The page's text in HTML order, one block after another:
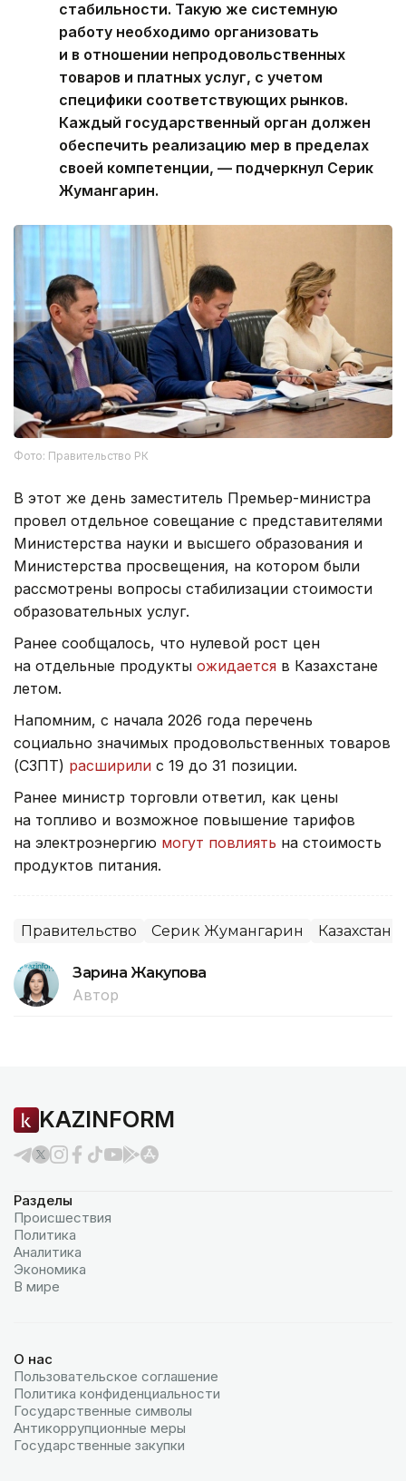
стабильности. Такую же системную
работу необходимо организовать
и в отношении непродовольственных
товаров и платных услуг, с учетом
специфики соответствующих рынков.
Каждый государственный орган должен
обеспечить реализацию мер в пределах
своей компетенции, — подчеркнул Серик
Жумангарин.
Фото: Правительство РК
В этот же день заместитель Премьер-министра
провел отдельное совещание с представителями
Министерства науки и высшего образования и
Министерства просвещения, на котором были
рассмотрены вопросы стабилизации стоимости
образовательных услуг.
Ранее сообщалось, что нулевой рост цен
на отдельные продукты ожидается в Казахстане
летом.
Напомним, с начала 2026 года перечень
социально значимых продовольственных товаров
(СЗПТ) расширили с 19 до 31 позиции.
Ранее министр торговли ответил, как цены
на топливо и возможное повышение тарифов
на электроэнергию могут повлиять на стоимость
продуктов питания.
Правительство Серик Жумангарин Казахстан
Зарина Жакупова
Автор
KAZINFORM
Разделы
Происшествия
Политика
Аналитика
Экономика
В мире
О нас
Пользовательское соглашение
Политика конфиденциальности
Государственные символы
Антикоррупционные меры
Государственные закупки